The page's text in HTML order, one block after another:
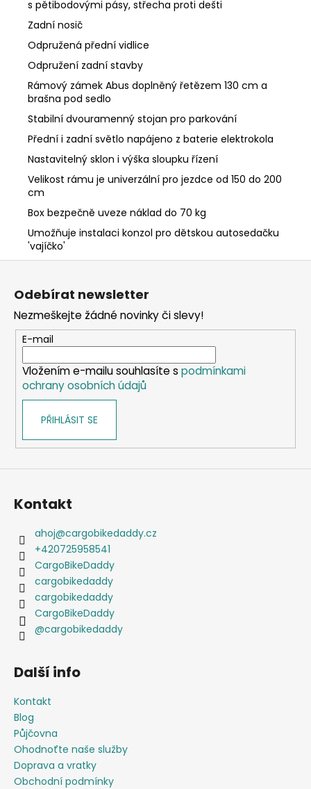
s pětibodovými pásy, střecha proti dešti
Zadní nosič
Odpružená přední vidlice
Odpružení zadní stavby
Rámový zámek Abus doplněný řetězem 130 cm a
brašna pod sedlo
Stabilní dvouramenný stojan pro parkování
Přední i zadní světlo napájeno z baterie elektrokola
Nastavitelný sklon i výška sloupku řízení
Velikost rámu je univerzální pro jezdce od 150 do 200
cm
Box bezpečně uveze náklad do 70 kg
Umožňuje instalaci konzol pro dětskou autosedačku
'vajíčko'
Z
Odebírat newsletter
Nezmeškejte žádné novinky či slevy!
E-mail
Vložením e-mailu souhlasíte s podmínkami
ochrany osobních údajů
PŘIHLÁSIT SE
Kontakt
ahoj@cargobikedaddy.cz
+420725958541
CargoBikeDaddy
cargobikedaddy
cargobikedaddy
CargoBikeDaddy
@cargobikedaddy
Další info
Kontakt
Blog
Půjčovna
Ohodnoťte naše služby
Doprava a vratky
Obchodní podmínky